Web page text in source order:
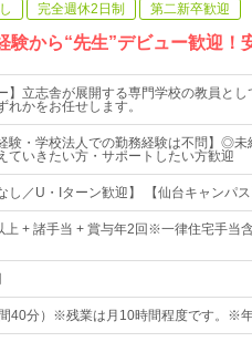
完全週休2日制 第二新卒歓迎
験から“先生”デビュー歓迎！
】立志舎が展開する専門学校の教員と
れかをお任せします。
験・学校法人での勤務経験は不問】◎
ていきたい方・サポートしたい方歓迎
し／U・Iターン歓迎】 【仙台キャンパ
上 + 諸手当 + 賞与年2回※一律住宅手当
40分）※残業は月10時間程度です。※